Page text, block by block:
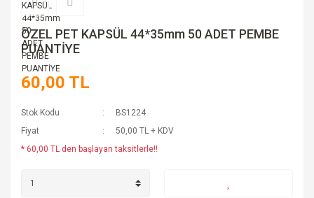
ÖZEL PET KAPSÜL 44*35mm 50 ADET PEMBE
PUANTİYE
60,00 TL
Stok Kodu
BS1224
Fiyat
50,00 TL + KDV
* 60,00 TL den başlayan taksitlerle!!